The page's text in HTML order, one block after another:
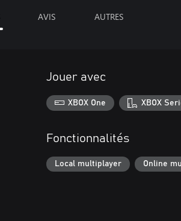
AVIS AUTRES
Jouer avec
XBOX One XBOX
Fonctionnalités
Local multiplayer Online